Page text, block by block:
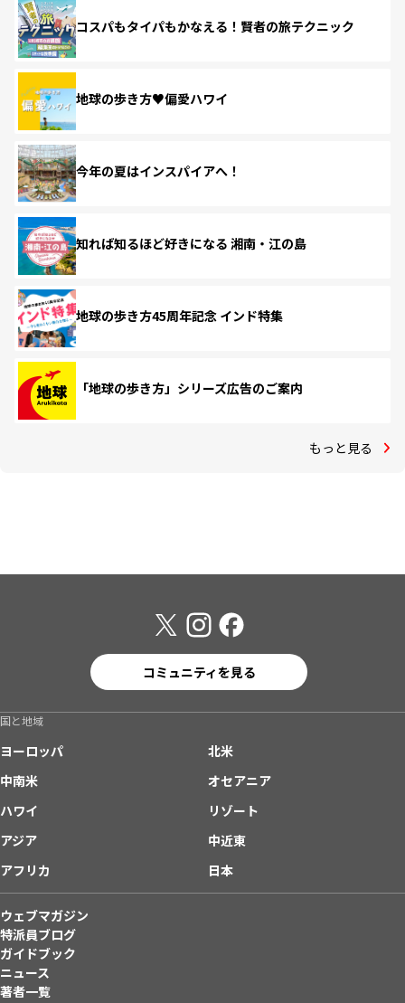
コスパもタイパもかなえる！賢者の旅テクニック
地球の歩き方♥偏愛ハワイ
今年の夏はインスパイアへ！
知れば知るほど好きになる 湘南・江の島
地球の歩き方45周年記念 インド特集
「地球の歩き方」シリーズ広告のご案内
もっと見る
コミュニティを見る
国と地域
ヨーロッパ
北米
中南米
オセアニア
ハワイ
リゾート
アジア
中近東
アフリカ
日本
ウェブマガジン
特派員ブログ
ガイドブック
ニュース
著者一覧